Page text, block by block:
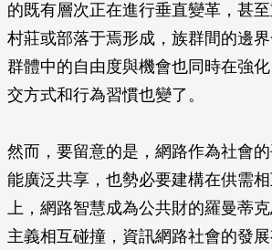
的既有層次正在進行垂直變革，甚
村莊或部落于焉形成，族群間的邊
群體中的自由度與機會也同時在強
交方式和行為習慣也變了。
然而，要留意的是，網路作為社會
能廣泛共享，也勢必要建構在供需
上，網路智慧成為公共財的羅曼蒂
主義相互碰撞，資訊網路社會的發